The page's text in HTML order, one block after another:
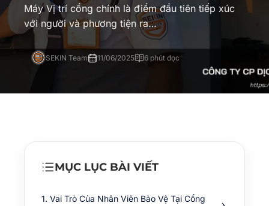
Máy Vị trí cổng chính là điểm đầu tiên tiếp xúc
với người và phương tiện ra…
SEKIN Team 11/06/2025 6 phút đọc
MỤC LỤC BÀI VIẾT
1. Vai Trò Của Nhân Viên Bảo Vệ Tại Cổng